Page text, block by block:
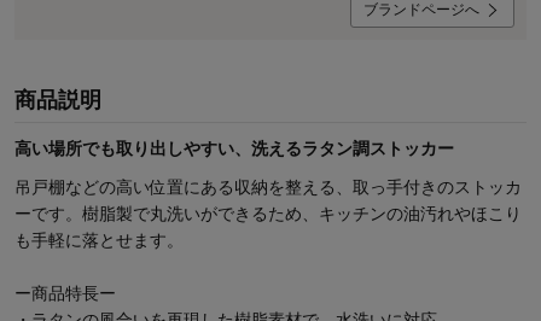
ブランドページへ
商品説明
高い場所でも取り出しやすい、洗えるラタン調ストッカー
吊戸棚などの高い位置にある収納を整える、取っ手付きのストッカ
ーです。樹脂製で丸洗いができるため、キッチンの油汚れやほこり
も手軽に落とせます。
ー商品特長ー